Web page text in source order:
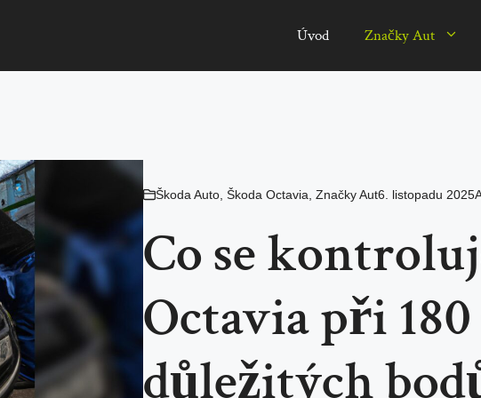
Úvod Značky Aut
Škoda Auto, Škoda Octavia Značky Aut6. listopadu 2025
Co se
Octavia při
důležitých